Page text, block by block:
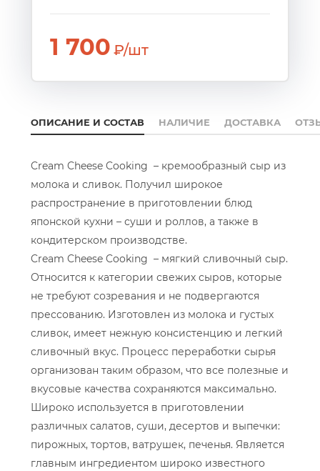
1 700₽/шт
ОПИСАНИЕ И СОСТАВ НАЛИЧИЕ ДОСТАВКА
Cream Cheese Cooking – кремообразный сыр из
молока и сливок. Получил широкое
распространение в приготовлении блюд
японской кухни – суши и роллов, а также в
кондитерском производстве.
Cream Cheese Cooking – мягкий сливочный сыр.
Относится к категории свежих сыров, которые
не требуют созревания и не подвергаются
прессованию. Изготовлен из молока и густых
сливок, имеет нежную консистенцию и легкий
сливочный вкус. Процесс переработки сырья
организован таким образом, что все полезные и
вкусовые качества сохраняются максимально.
Широко используется в приготовлении
различных салатов, суши, десертов и выпечки:
пирожных, тортов, ватрушек, печенья. Является
главным ингредиентом широко известного